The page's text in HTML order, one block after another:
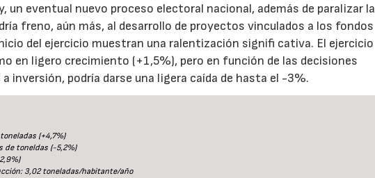
un eventual nuevo proceso electoral nacional, además de paralizar la
freno, aún más, al desarrollo de proyectos vinculados a los fondos
del ejercicio muestran una ralentización signifi cativa. El ejercicio
en ligero crecimiento (+1,5%), pero en función de las decisiones
inversión, podría darse una ligera caída de hasta el -3%.
(+4,7%)
de toneldas (-5,2%)
3,02 toneladas/habitante/año